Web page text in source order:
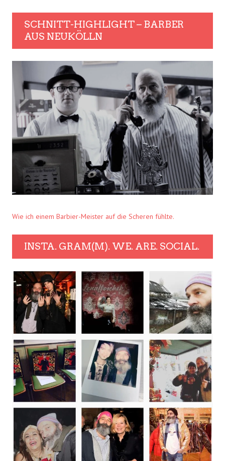
SCHNITT-HIGHLIGHT – BARBER
AUS NEUKÖLLN
Wie ich einem Barbier-Meister auf die Scheren fühlte.
INSTA. GRAM(M). WE. ARE. SOCIAL.